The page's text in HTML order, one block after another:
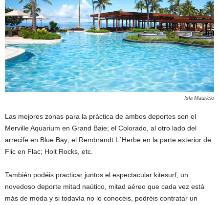
Isla Mauricio
Las mejores zonas para la práctica de ambos deportes son el
Merville Aquarium en Grand Baie; el Colorado, al otro lado del
arrecife en Blue Bay; el Rembrandt L´Herbe en la parte exterior de
Flic en Flac; Holt Rocks, etc.
También podéis practicar juntos el espectacular kitesurf, un
novedoso deporte mitad naútico, mitad aéreo que cada vez está
más de moda y si todavía no lo conocéis, podréis contratar un